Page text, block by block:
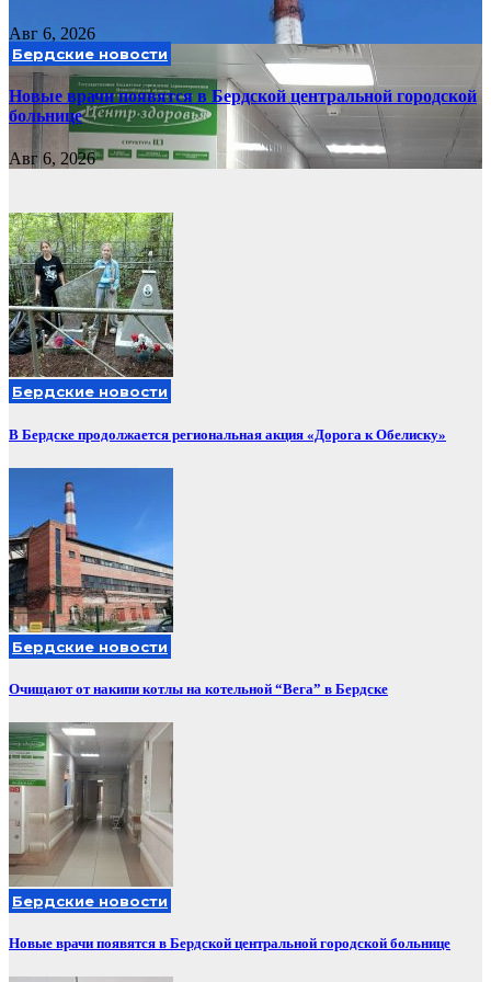
Авг 6, 2026
Бердские новости
Новые врачи появятся в Бердской центральной городской
больнице
Авг 6, 2026
Бердские новости
В Бердске продолжается региональная акция «Дорога к Обелиску»
Бердские новости
Очищают от накипи котлы на котельной “Вега” в Бердске
Бердские новости
Новые врачи появятся в Бердской центральной городской больнице